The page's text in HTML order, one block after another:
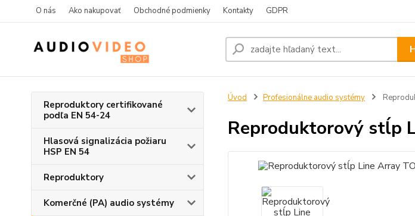
O nás Ako nakupovať Obchodné podmienky Kontakty GDPR
Reproduktory certifikované
podľa EN 54-24
Hlasová signalizácia požiaru
HSP EN 54
Reproduktory
Komerčné (PA) audio systémy
Úvod Profesionálne audio systémy
Reproduktorový stĺp